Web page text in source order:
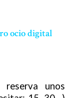
ocio digital
reserva unos